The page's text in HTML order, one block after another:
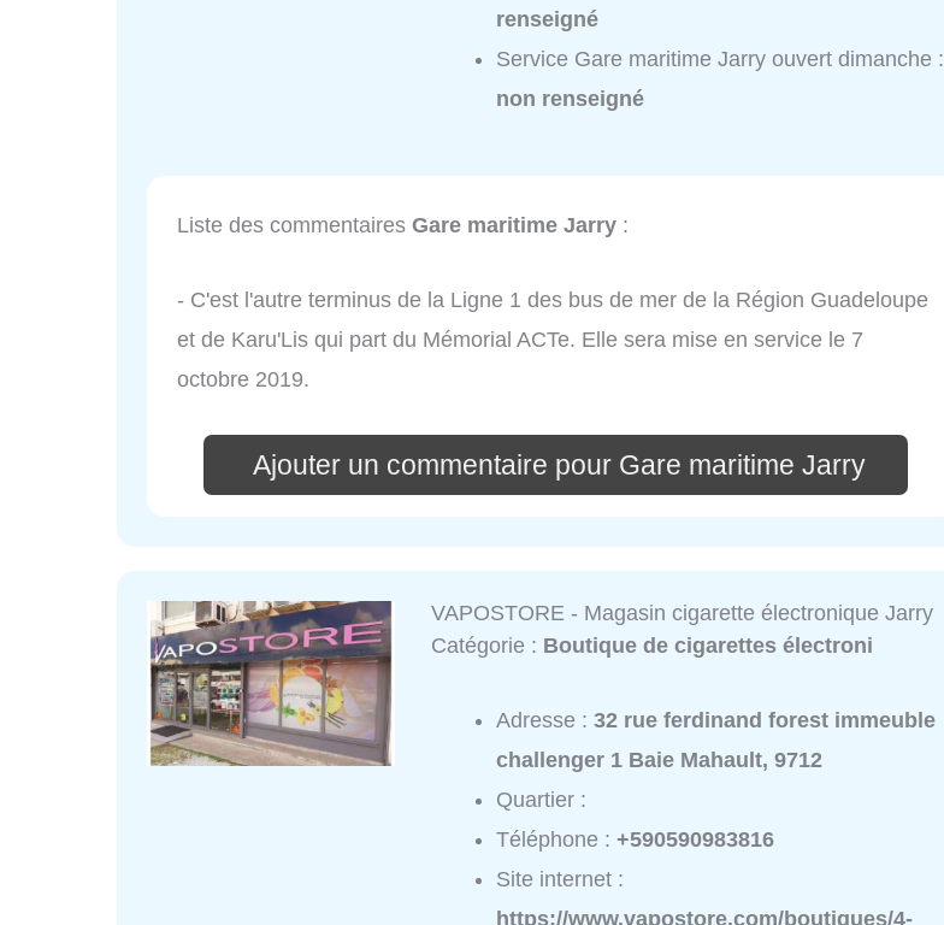
renseigné
Service Gare maritime Jarry ouvert dimanche :
non renseigné
Liste des commentaires Gare maritime Jarry :
- C'est l'autre terminus de la Ligne 1 des bus de mer de la Région Guadeloupe
et de Karu'Lis qui part du Mémorial ACTe. Elle sera mise en service le 7
octobre 2019.
Ajouter un commentaire pour Gare maritime Jarry
VAPOSTORE - Magasin cigarette électronique Jarry
Catégorie : Boutique de cigarettes électroni
Adresse :32 rue ferdinand forest immeuble
challenger 1 Baie Mahault, 9712
Quartier :
Téléphone :+590590983816
Site internet :
https://www.vapostore.com/boutiques/4-